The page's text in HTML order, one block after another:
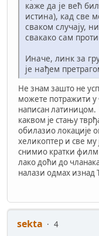
каже да је већ
истина), кад све
сваком случају,
свакако сам
Иначе, линк за
је нађем
Не знам зашто не
можете потражити у
написан латиницом.
каквом је стању
обилазио локације
хеликоптер и све му
снимио кратки филм
лако доћи до
налази одмах изнад
sekta
4